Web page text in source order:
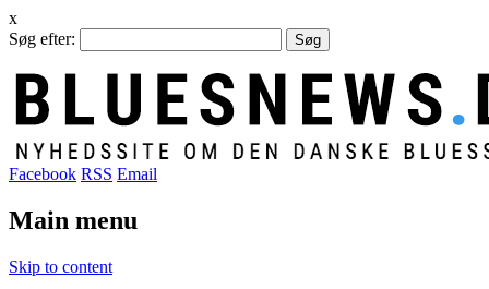
x
Søg efter:
Facebook RSS Email
Main menu
Skip to content